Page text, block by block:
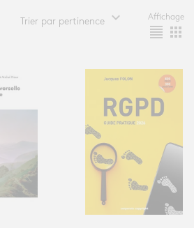
Trier par pertinence expand_more Affichage
format_align_justify apps